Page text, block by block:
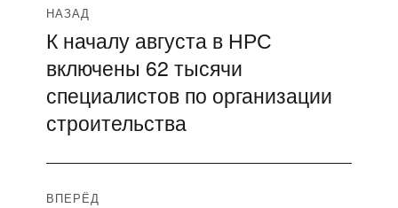
Навигация
по
записям
НАЗАД
Предыдущая
запись:
К началу августа в НРС
включены 62 тысячи
специалистов по организации
строительства
ВПЕРЁД